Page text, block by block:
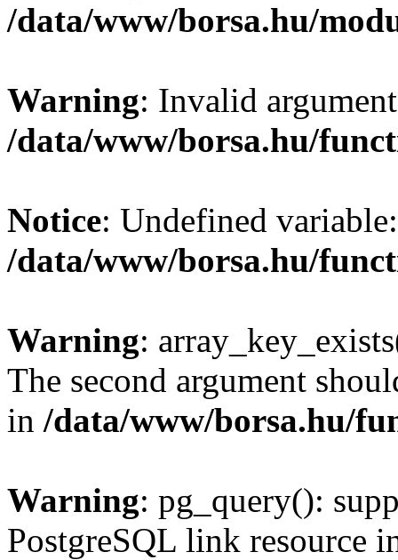
/data/www/borsa.hu/
Warning: Invalid
/data/www/borsa.hu/
Notice: Undefined
/data/www/borsa.hu/
Warning:
The second argument
in /data/www/borsa.hu/
Warning: pg_query():
PostgreSQL link resource